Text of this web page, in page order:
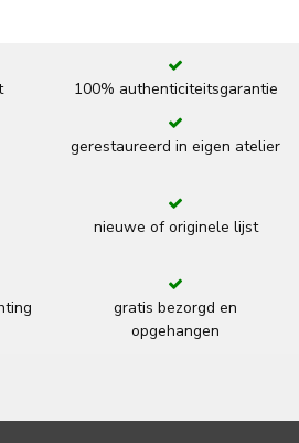
100% authenticiteitsgarantie
gerestaureerd in eigen atelier
nieuwe of originele lijst
gratis bezorgd en
opgehangen